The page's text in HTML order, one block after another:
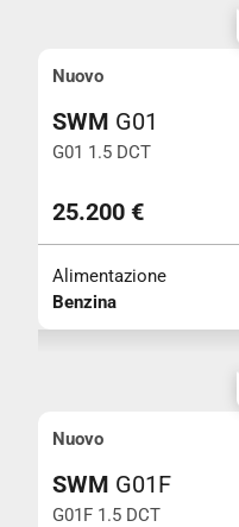
Nuovo
SWM G01
G01 1.5 DCT
25.200 €
Alimentazione
Benzina
Nuovo
SWM G01F
G01F 1.5 DCT